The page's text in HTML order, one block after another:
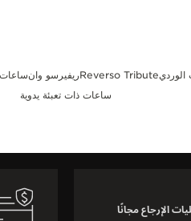
Reverso Tributeريفيرسو وانساعات
ساعات ذات تعبئة يدوية
الإرجاع مجانًا